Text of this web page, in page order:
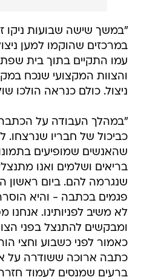
"במשך שישה שבועות ניקו
במרכזים שהוקמו למען
עמו התקיים בתוך בית
והצוות המקצועי שנכח
ניצול. כולם כנראה הולכו
"במהלך העבודה על הכתבה
כביכול של חבריו
שהאנשים שמופיעים
בריאים ושלמים ואנו
שנגרמה להם. ביום ראשון
פגמים בכתבה - והיא
לא משיב לפניותינו.
ומבקשים להתנצל בפני
כתבה ארוכה ששודרה על
ברעים שמנסים לעמוד